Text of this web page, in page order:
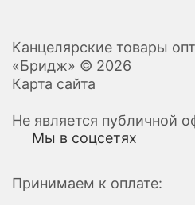
Канцелярские товары
«Бридж» © 2026
Карта сайта
Не является публичной
Мы в соцсетях
Принимаем к оплате: